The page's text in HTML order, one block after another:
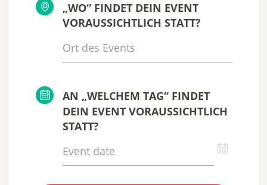
„WO“ FINDET DEIN EVENT
VORAUSSICHTLICH STATT?
AN „WELCHEM TAG“ FINDET
DEIN EVENT VORAUSSICHTLICH
STATT?